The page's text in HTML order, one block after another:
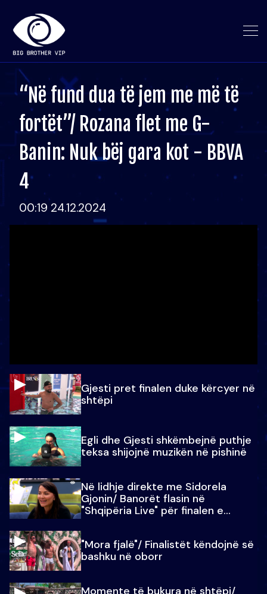
“Në fund dua të jem me më të
fortët”/ Rozana flet me G-
Banin: Nuk bëj gara kot - BBVA
4
00:19 24.12.2024
Gjesti pret finalen duke kërcyer në
shtëpi
Egli dhe Gjesti shkëmbejnë puthje
teksa shijojnë muzikën në pishinë
Në lidhje direkte me Sidorela
Gjonin/ Banorët flasin në
"Shqipëria Live" për finalen e
"Mora fjalë"/ Finalistët këndojnë së
bashku në oborr
Momente të bukura në shtëpi/